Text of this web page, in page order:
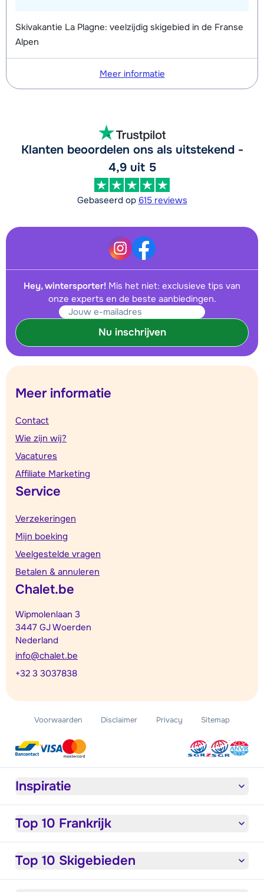
Skivakantie La Plagne: veelzijdig skigebied in de Franse
Alpen
Meer informatie
Klanten beoordelen ons als uitstekend -
4,9 uit 5
Gebaseerd op 615 reviews
Hey, wintersporter! Mis het niet: exclusieve tips van
onze experts en de beste aanbiedingen.
Nu inschrijven
Meer informatie
Contact
Wie zijn wij?
Vacatures
Affiliate Marketing
Service
Verzekeringen
Mijn boeking
Veelgestelde vragen
Betalen & annuleren
Chalet.be
Wipmolenlaan 3
3447 GJ Woerden
Nederland
info@chalet.be
+32 3 3037838
Voorwaarden Disclaimer Privacy Sitemap
Inspiratie
Top 10 Frankrijk
Top 10 Skigebieden